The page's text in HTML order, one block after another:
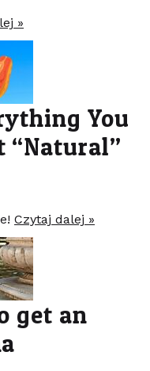
»
You
“Natural”
Czytaj dalej »
get an